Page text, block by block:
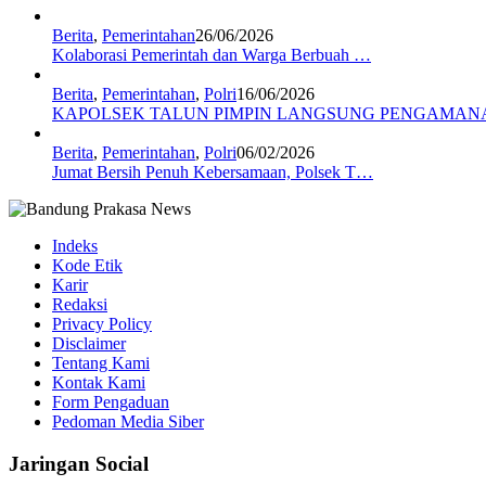
Berita, Pemerintahan26/06/2026
Kolaborasi Pemerintah dan Warga Berbuah …
Berita, Pemerintahan, Polri16/06/2026
KAPOLSEK TALUN PIMPIN LANGSUNG
Berita, Pemerintahan, Polri06/02/2026
Jumat Bersih Penuh Kebersamaan, Polsek T…
Indeks
Kode Etik
Karir
Redaksi
Privacy Policy
Disclaimer
Tentang Kami
Kontak Kami
Form Pengaduan
Pedoman Media Siber
Jaringan Social